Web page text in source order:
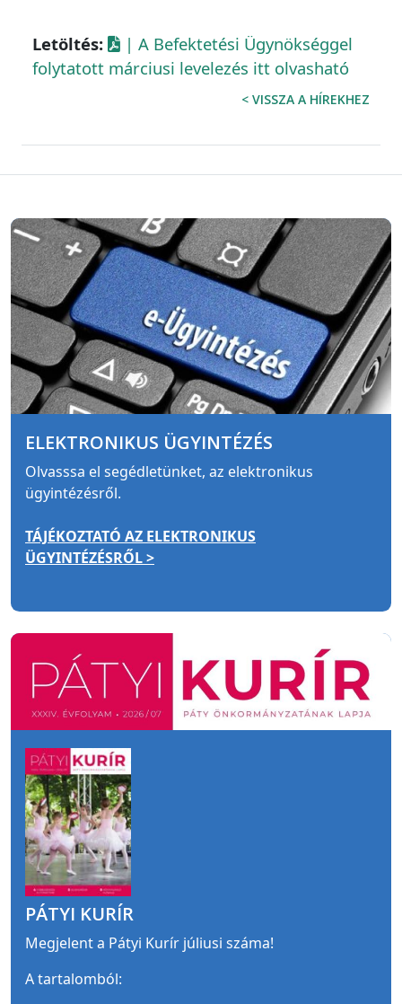
Letöltés:
| A Befektetési Ügynökséggel
folytatott márciusi levelezés itt olvasható
< VISSZA A HÍREKHEZ
ELEKTRONIKUS ÜGYINTÉZÉS
Olvasssa el segédletünket, az elektronikus
ügyintézésről.
TÁJÉKOZTATÓ AZ ELEKTRONIKUS
ÜGYINTÉZÉSRŐL >
PÁTYI KURÍR
Megjelent a Pátyi Kurír júliusi száma!
A tartalomból: